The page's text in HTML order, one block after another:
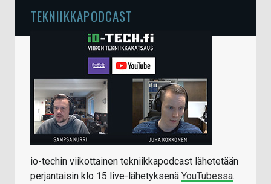
TEKNIIKKAPODCAST
io-techin viikottainen tekniikkapodcast lähetetään
perjantaisin klo 15 live-lähetyksenä YouTubessa.